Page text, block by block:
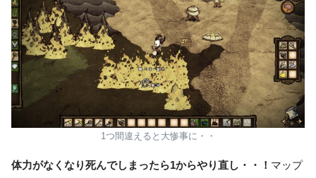
1つ間違えると大惨事に・・
体力がなくなり死んでしまったら1からやり直し・・！ マップ